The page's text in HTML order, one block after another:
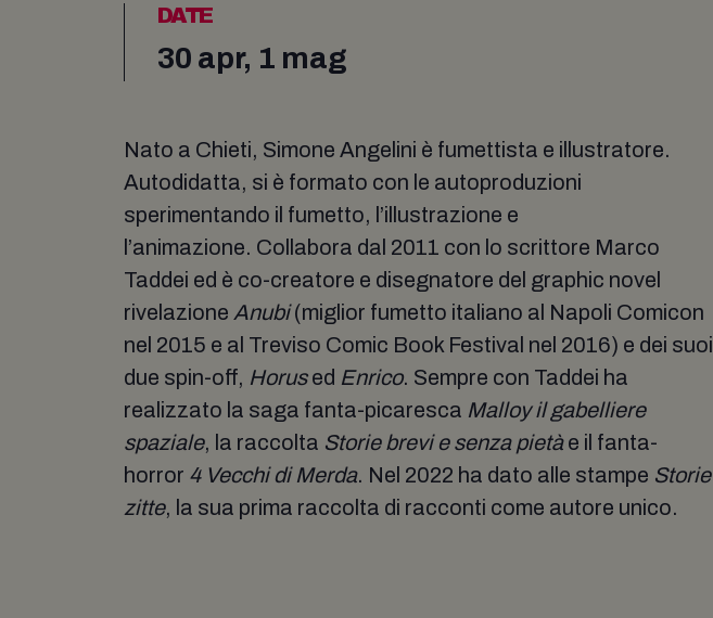
DATE
30 apr, 1 mag
Nato a Chieti, Simone Angelini è fumettista e illustratore.
Autodidatta, si è formato con le autoproduzioni
sperimentando il fumetto, l’illustrazione e
l’animazione. Collabora dal 2011 con lo scrittore Marco
Taddei ed è co-creatore e disegnatore del graphic novel
rivelazione Anubi(miglior fumetto italiano al Napoli Comicon
nel 2015 e al Treviso Comic Book Festival nel 2016) e dei suoi
due spin-off, Horused Enrico. Sempre con Taddei ha
realizzato la saga fanta-picaresca Malloy il gabelliere
spaziale, la raccolta Storie brevi e senza pietàe il fanta-
horror 4 Vecchi di Merda. Nel 2022 ha dato alle stampe Storie
zitte, la sua prima raccolta di racconti come autore unico.